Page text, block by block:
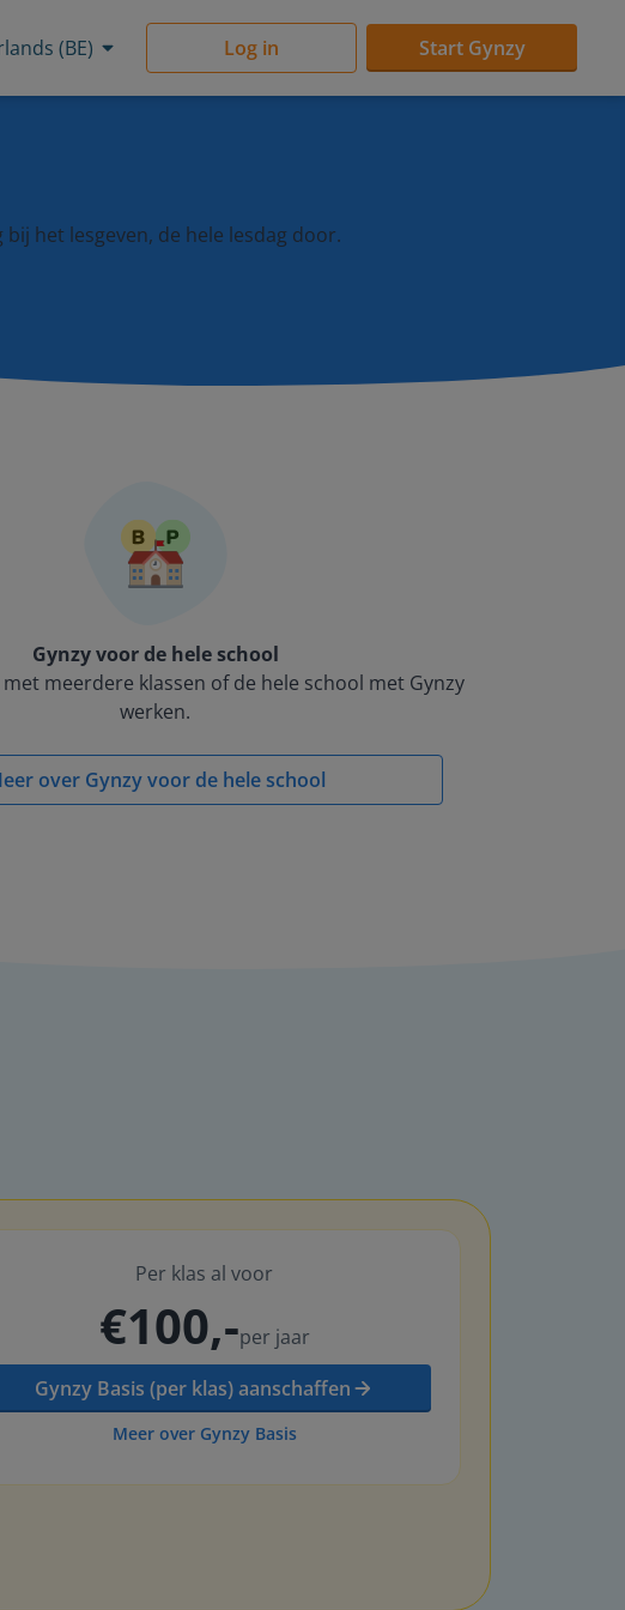
(BE) Log in Start Gynzy
het lesgeven, de hele lesdag door.
Gynzy voor de hele school
meerdere klassen of de hele school met Gynzy
werken.
over Gynzy voor de hele school
Per klas al voor
€100,-per jaar
Gynzy Basis (per klas) aanschaffen
Meer over Gynzy Basis